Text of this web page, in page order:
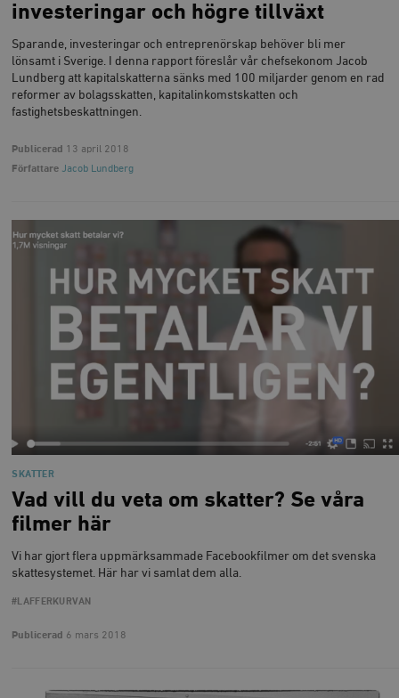
investeringar och högre tillväxt
Sparande, investeringar och entreprenörskap behöver bli mer
lönsamt i Sverige. I denna rapport föreslår vår chefsekonom Jacob
Lundberg att kapitalskatterna sänks med 100 miljarder genom en rad
reformer av bolagsskatten, kapitalinkomstskatten och
fastighetsbeskattningen.
Publicerad 13 april 2018
Författare Jacob Lundberg
SKATTER
Vad vill du veta om skatter? Se våra
filmer här
Vi har gjort flera uppmärksammade Facebookfilmer om det svenska
skattesystemet. Här har vi samlat dem alla.
#LAFFERKURVAN
Publicerad 6 mars 2018